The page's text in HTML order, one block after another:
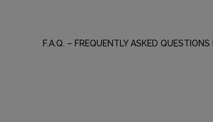
F.A.Q. – FREQUENTLY ASKED QUESTIONS